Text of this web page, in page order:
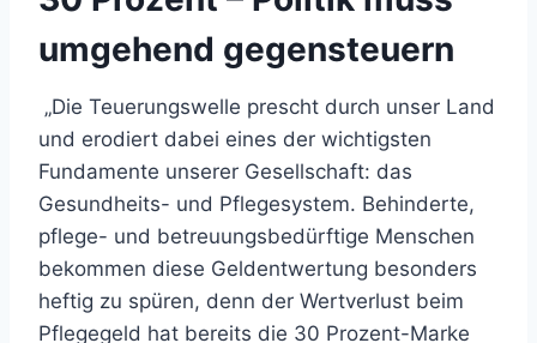
umgehend gegensteuern
„Die Teuerungswelle prescht durch unser Land
und erodiert dabei eines der wichtigsten
Fundamente unserer Gesellschaft: das
Gesundheits- und Pflegesystem. Behinderte,
pflege- und betreuungsbedürftige Menschen
bekommen diese Geldentwertung besonders
heftig zu spüren, denn der Wertverlust beim
Pflegegeld hat bereits die 30 Prozent-Marke